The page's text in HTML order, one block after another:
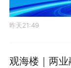
昨天21:49
观海楼｜两